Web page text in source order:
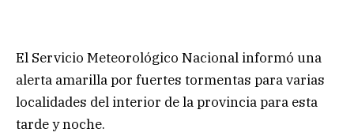
El Servicio Meteorológico Nacional informó una
alerta amarilla por fuertes tormentas para varias
localidades del interior de la provincia para esta
tarde y noche.